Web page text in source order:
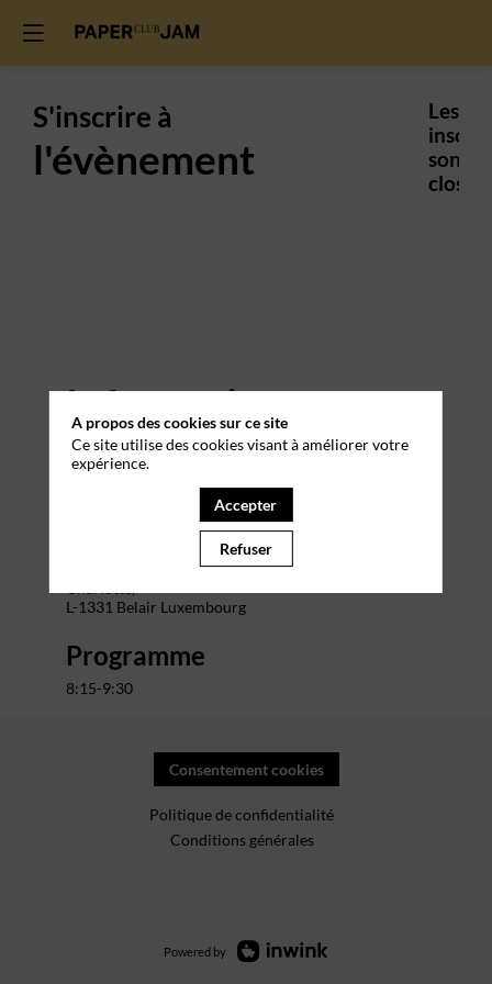
S'inscrire à
l'évènement
Les
sont
closes.
Informations
pratiques
Adresse : 29 Bd Grande-Duchesse
Charlotte,
L-1331 Belair Luxembourg
Programme
8:15-9:30
Consentement cookies
Politique de confidentialité
Conditions générales
Powered by
A propos des cookies sur ce site
Ce site utilise des cookies visant à améliorer votre
expérience.
Accepter
Refuser